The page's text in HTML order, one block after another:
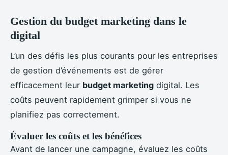
Gestion du budget marketing dans le
digital
L’un des défis les plus courants pour les entreprises
de gestion d’événements est de gérer
efficacement leur budget marketing digital. Les
coûts peuvent rapidement grimper si vous ne
planifiez pas correctement.
Évaluer les coûts et les bénéfices
Avant de lancer une campagne, évaluez les coûts